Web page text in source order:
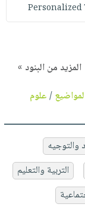
Personalized
المزيد من البنود »
/علوم
والتوجيه
التربية والتعليم